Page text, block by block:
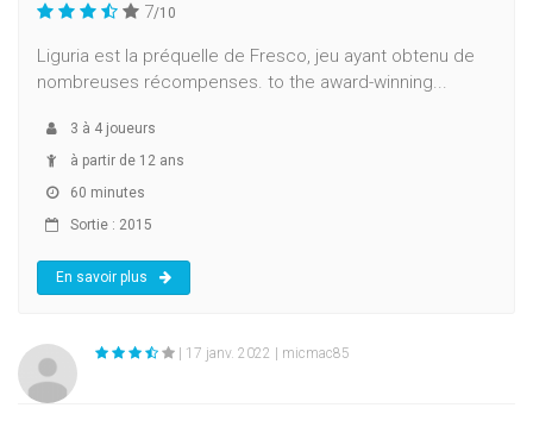
7/10
Liguria est la préquelle de Fresco, jeu ayant obtenu de
nombreuses récompenses. to the award-winning...
3 à 4 joueurs
à partir de 12 ans
60 minutes
Sortie : 2015
En savoir plus
| 17 janv. 2022 | micmac85